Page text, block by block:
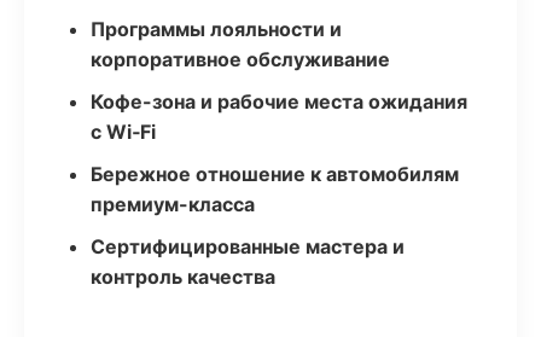
Программы лояльности и
корпоративное обслуживание
Кофе-зона и рабочие места ожидания
с Wi‑Fi
Бережное отношение к автомобилям
премиум-класса
Сертифицированные мастера и
контроль качества